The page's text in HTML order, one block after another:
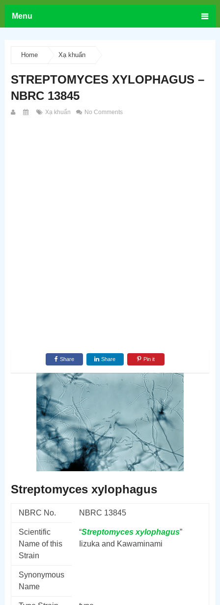
Menu
Home Xạ khuẩn
STREPTOMYCES XYLOPHAGUS –
NBRC 13845
Xạ khuẩn No Comments
Share Share Pin it
Streptomyces xylophagus
NBRC No. NBRC 13845
Scientific
Name of this
Strain
“Streptomyces xylophagus”
Iizuka and Kawaminami
Synonymous
Name